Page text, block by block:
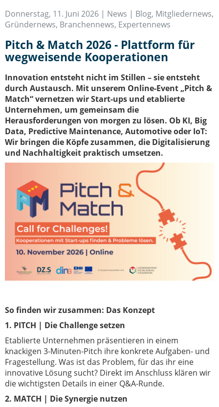
Start-Up Augsburg
Donnerstag, 11. Juni 2026 | News | Blog, Mitgliedernews,
Gründernews, Branchennews, Expertennews
Pitch & Match 2026 - Plattform für
wegweisende Kooperationen
Innovation entsteht nicht im Stillen – sie entsteht
durch Austausch. Mit unserem Online-Event „Pitch &
Match“ vernetzen wir Start-ups und etablierte
Unternehmen, um gemeinsam die
Herausforderungen von morgen zu lösen. Ob KI, Big
Data, Predictive Maintenance, Automotive oder IoT:
Wir bringen die Köpfe zusammen, die Digitalisierung
und Nachhaltigkeit praktisch umsetzen.
So finden wir zusammen: Das Konzept
1. PITCH | Die Challenge setzen
Etablierte Unternehmen präsentieren in einem
knackigen 3-Minuten-Pitch ihre konkrete Aufgaben- und
Fragestellung. Was ist das Problem, für das ihr eine
innovative Lösung sucht? Direkt im Anschluss klären wir
die wichtigsten Details in einer Q&A-Runde.
2. MATCH | Die Synergie nutzen